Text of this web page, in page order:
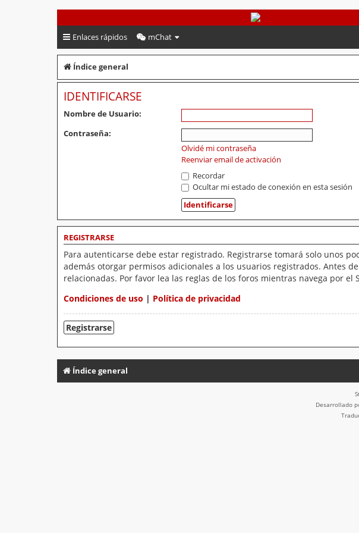
PeruVoley.com
Enlaces rápidos mChat
Índice general
IDENTIFICARSE
Nombre de Usuario:
Contraseña:
Olvidé mi contraseña
Reenviar email de activación
Recordar
Ocultar mi estado de conexión en esta sesión
REGISTRARSE
Para autenticarse debe estar registrado. Registrarse tomará solo unos
además otorgar permisos adicionales a los usuarios registrados. Antes
relacionadas. Por favor lea las reglas de los foros mientras navega por el
Condiciones de uso | Política de privacidad
Registrarse
Índice general
Desarrollado